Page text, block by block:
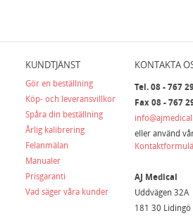
KUNDTJÄNST
Gör en beställning
Köp- och leveransvillkor
Spåra din beställning
Årlig kalibrering
Felanmälan
Manualer
Prisgaranti
Vad säger våra kunder
KONTAKTA
Tel. 08 - 767
Fax 08 - 767
eller använd
AJ Medical
Uddvägen 32A
181 30 Lidingö